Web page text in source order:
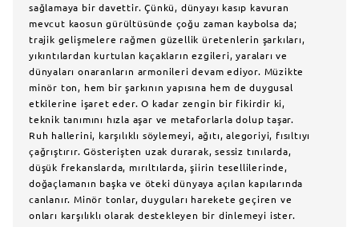
sağlamaya bir davettir. Çünkü, dünyayı kasıp kavuran
mevcut kaosun gürültüsünde çoğu zaman kaybolsa da;
trajik gelişmelere rağmen güzellik üretenlerin şarkıları,
yıkıntılardan kurtulan kaçakların ezgileri, yaraları ve
dünyaları onaranların armonileri devam ediyor. Müzikte
minör ton, hem bir şarkının yapısına hem de duygusal
etkilerine işaret eder. O kadar zengin bir fikirdir ki,
teknik tanımını hızla aşar ve metaforlarla dolup taşar.
Ruh hallerini, karşılıklı söylemeyi, ağıtı, alegoriyi, fısıltıyı
çağrıştırır. Gösterişten uzak durarak, sessiz tınılarda,
düşük frekanslarda, mırıltılarda, şiirin tesellilerinde,
doğaçlamanın başka ve öteki dünyaya açılan kapılarında
canlanır. Minör tonlar, duyguları harekete geçiren ve
onları karşılıklı olarak destekleyen bir dinlemeyi ister.